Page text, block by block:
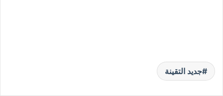
جديد التقينة